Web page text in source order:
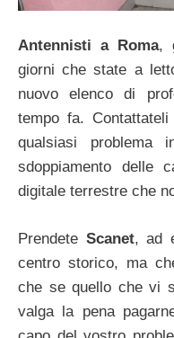
Antennisti a Roma,
giorni che state a
nuovo elenco di
tempo fa.
qualsiasi problema
sdoppiamento delle
digitale terrestre che
Prendete Scanet, ad
centro storico, ma
che se quello che vi
valga la pena